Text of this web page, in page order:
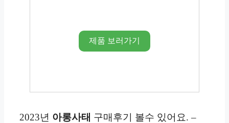
제품 보러가기
2023년 아롱사태 구매후기 볼수 있어요. –